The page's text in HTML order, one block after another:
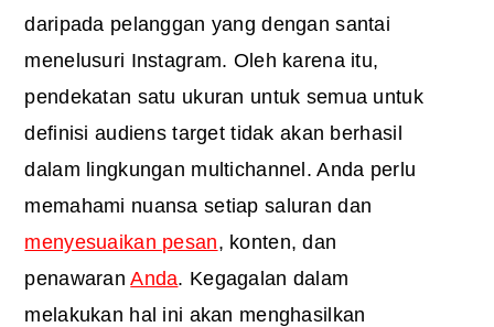
daripada pelanggan yang dengan santai
menelusuri Instagram. Oleh karena itu,
pendekatan satu ukuran untuk semua untuk
definisi audiens target tidak akan berhasil
dalam lingkungan multichannel. Anda perlu
memahami nuansa setiap saluran dan
menyesuaikan pesan, konten, dan
penawaranAnda. Kegagalan dalam
melakukan hal ini akan menghasilkan